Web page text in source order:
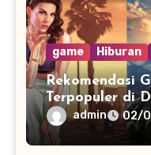
game Hiburan
Rekomendasi
Terpopuler di
admin 02/